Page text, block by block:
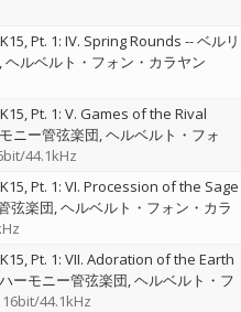
Pt. 1: IV. Spring Rounds --ベルリ
ヘルベルト・フォン・カラヤン
Pt. 1: V. Games of the Rival
ニー管弦楽団 ヘルベルト・フォ
44.1kHz
Pt. 1: VI. Procession of the Sage
弦楽団 ヘルベルト・フォン・カラ
Pt. 1: VII. Adoration of the Earth
ーモニー管弦楽団 ヘルベルト・フ
44.1kHz